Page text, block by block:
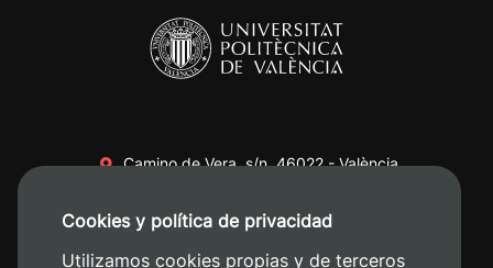
Camino de Vera, s/n. 46022 - València
+34 620 04 00 50
Cookies y política de privacidad
Utilizamos cookies propias y de terceros